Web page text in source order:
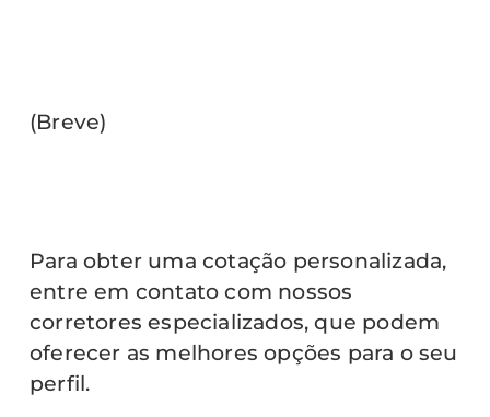
(Breve)
Para obter uma cotação personalizada,
entre em contato com nossos
corretores especializados, que podem
oferecer as melhores opções para o seu
perfil.